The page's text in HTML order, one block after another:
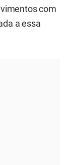
com
a essa